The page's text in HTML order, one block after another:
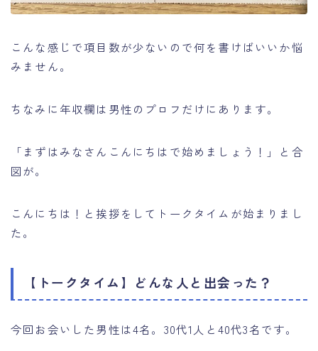
こんな感じで項目数が少ないので何を書けばいいか悩
みません。
ちなみに年収欄は男性のプロフだけにあります。
「まずはみなさんこんにちはで始めましょう！」と合
図が。
こんにちは！と挨拶をしてトークタイムが始まりまし
た。
【トークタイム】どんな人と出会った？
今回お会いした男性は4名。30代1人と40代3名です。